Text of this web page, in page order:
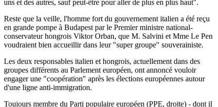
uns et des autres, sauf peut-être pour aller de plus en plus haut".
Reste que la veille, l'homme fort du gouvernement italien a été reçu
en grande pompe à Budapest par le Premier ministre national-
conservateur hongrois Viktor Orban, que M. Salvini et Mme Le Pen
voudraient bien accueillir dans leur "super groupe" souverainiste.
Les deux responsables italien et hongrois, actuellement dans des
groupes différents au Parlement européen, ont annoncé vouloir
engager une "coopération" après les élections européennes autour
d'une ligne anti-immigration.
Toujours membre du Parti populaire européen (PPE, droite) - dont il